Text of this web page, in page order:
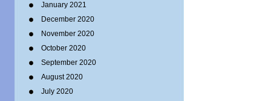
January 2021
December 2020
November 2020
October 2020
September 2020
August 2020
July 2020